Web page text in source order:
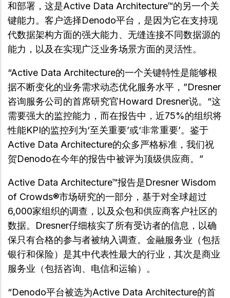
和部署，这是Active Data Architecture™的另一个关
键能力。客户选择Denodo平台，是因为它在支持现
代数据架构方面的强大能力、无缝连接不同数据源的
能力，以及在实现广泛业务场景方面的灵活性。
“Active Data Architecture的一个关键特性是能够根
据不断变化的业务需求动态优化服务水平，”Dresner
咨询服务公司的首席研究官Howard Dresner说。“这
需要强大的监控能力，而在报告中，近75%的组织将
性能KPI的监控列为‘至关重要’或‘非常重要’。鉴于
Active Data Architecture的众多严格标准，我们祝
贺Denodo在今年的报告中被评为顶级供应商。”
Active Data Architecture™报告是Dresner Wisdom
of Crowds®市场研究的一部分，基于对全球超过
6,000家组织的调查，以及众包和供应商客户社区的
数据。Dresner仔细核实了所有受访者的信息，以确
保只有合格的参与者被纳入调查。金融服务业（包括
银行和保险）是其中代表性最大的行业，其次是商业
服务业（包括咨询、电信和运输）。
“Denodo平台被选为Active Data Architecture的首